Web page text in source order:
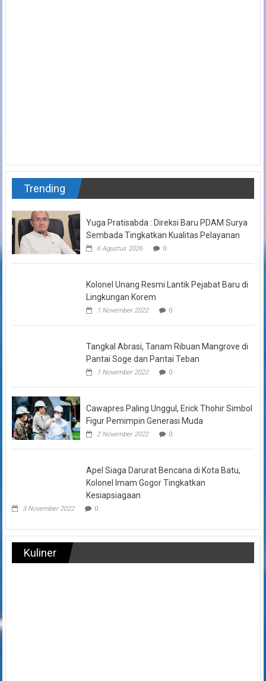
Trending
Yuga Pratisabda : Direksi Baru PDAM Surya
Sembada Tingkatkan Kualitas Pelayanan
6 Agustus 2026 0
Kolonel Unang Resmi Lantik Pejabat Baru di
Lingkungan Korem
1 November 2022 0
Tangkal Abrasi, Tanam Ribuan Mangrove di
Pantai Soge dan Pantai Teban
1 November 2022 0
Cawapres Paling Unggul, Erick Thohir Simbol
Figur Pemimpin Generasi Muda
2 November 2022 0
Apel Siaga Darurat Bencana di Kota Batu,
Kolonel Imam Gogor Tingkatkan
Kesiapsiagaan
3 November 2022 0
Kuliner